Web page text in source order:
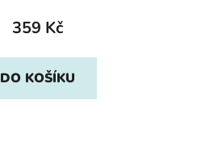
359 Kč
DO KOŠÍKU